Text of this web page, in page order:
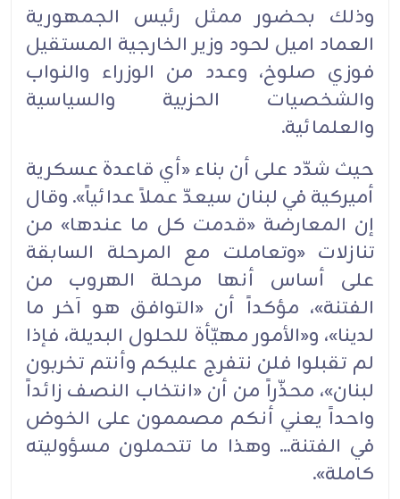
وذلك بحضور ممثل رئيس الجمهورية
العماد اميل لحود وزير الخارجية المستقيل
فوزي صلوخ، وعدد من الوزراء والنواب
والشخصيات الحزبية والسياسية
والعلمائية.
حيث شدّد على أن بناء «أي قاعدة عسكرية
أميركية في لبنان سيعدّ عملاً عدائياً». وقال
إن المعارضة «قدمت كل ما عندها» من
تنازلات «وتعاملت مع المرحلة السابقة
على أساس أنها مرحلة الهروب من
الفتنة»، مؤكداً أن «التوافق هو آخر ما
لدينا»، و«الأمور مهيّأة للحلول البديلة، فإذا
لم تقبلوا فلن نتفرج عليكم وأنتم تخربون
لبنان»، محذّراً من أن «انتخاب النصف زائداً
واحداً يعني أنكم مصممون على الخوض
في الفتنة... وهذا ما تتحملون مسؤوليته
كاملة».